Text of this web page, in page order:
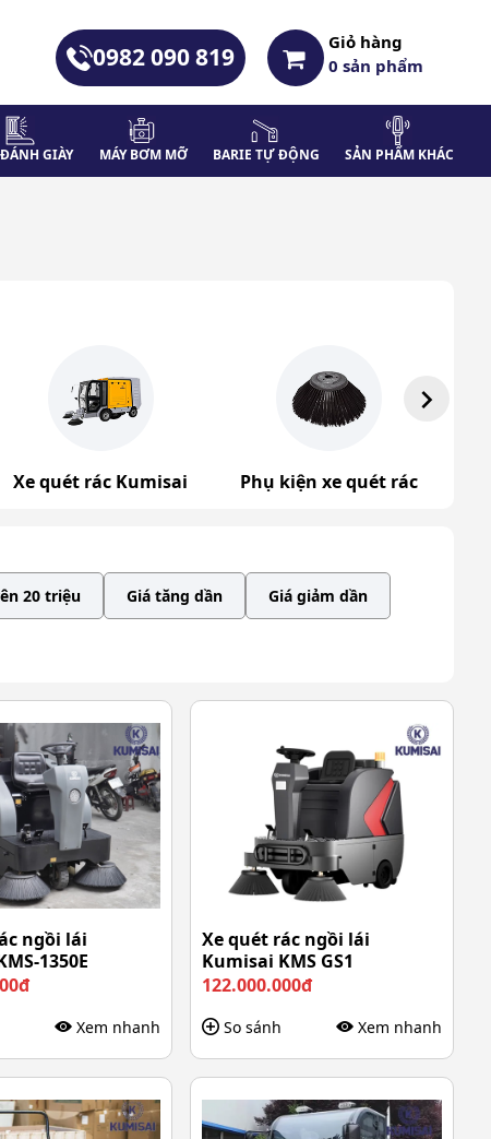
0982 090 819
Giỏ hàng
0sản phẩm
GIÀY MÁY BƠM MỠ BARIE TỰ ĐỘNG SẢN PHẨM KHÁC
Xe quét rác Kumisai Phụ kiện xe quét rác
20 triệu Giá tăng dần Giá giảm dần
ngồi lái
1350E
Xem nhanh
Xe quét rác ngồi lái
Kumisai KMS GS1
122.000.000đ
So sánh Xem nhanh